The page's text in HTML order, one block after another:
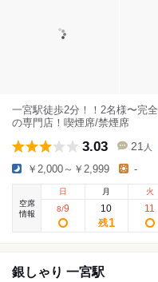
一宮駅徒歩2分！！2名様〜完
の専門店！喫煙席/禁煙席
3.03 21 人
￥2,000～￥2,999 -
空席
情報
日
8/9
月
10
残1
火
11
銀しゃり 一宮駅